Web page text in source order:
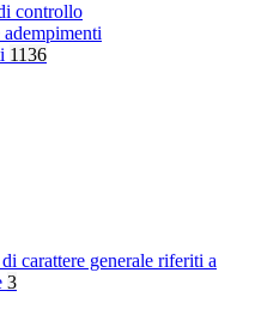
controllo
1136
carattere generale riferiti a
3